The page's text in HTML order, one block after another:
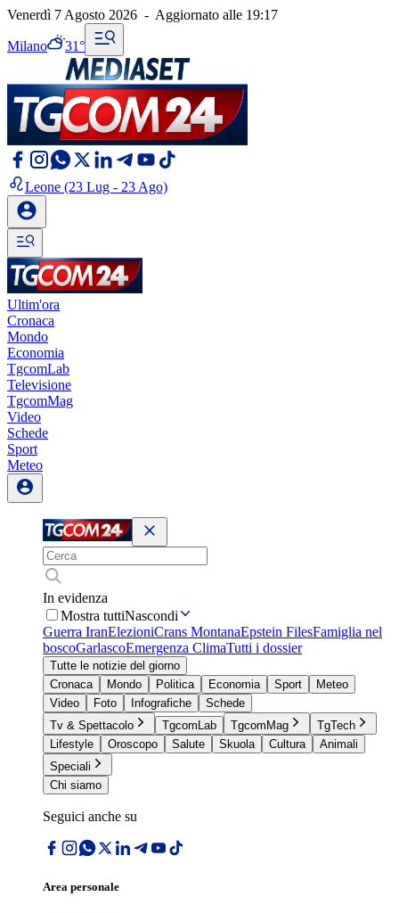
Venerdì 7 Agosto 2026 - Aggiornato alle 19:17
Milano 31°
Leone (23 Lug - 23 Ago)
Ultim'ora
Cronaca
Mondo
Economia
TgcomLab
Televisione
TgcomMag
Video
Schede
Sport
Meteo
In evidenza
Mostra tuttiNascondi
Guerra IranElezioniCrans MontanaEpstein FilesFamiglia nel
boscoGarlascoEmergenza ClimaTutti i dossier
Tutte le notizie del giorno
Cronaca
Mondo Politica Economia Sport
Meteo
Video
Foto Infografiche
Schede
Tv & Spettacolo
TgcomLab TgcomMag
TgTech
Lifestyle
Oroscopo Salute Skuola Cultura
Animali
Speciali
Chi siamo
Seguici anche su
Area personale